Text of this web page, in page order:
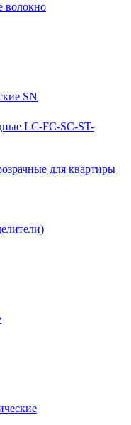
волокно
SN
LC-FC-SC-ST-
для квартиры